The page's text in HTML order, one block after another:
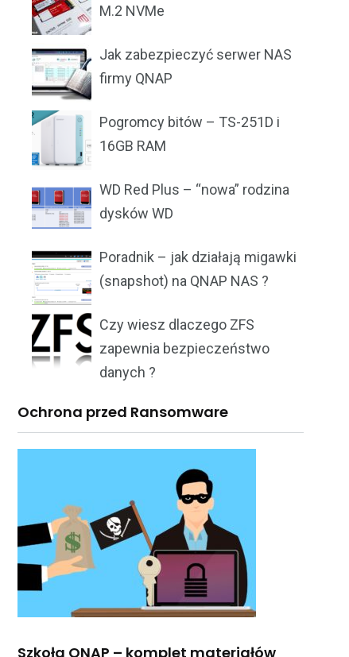
M.2 NVMe
Jak zabezpieczyć serwer NAS
firmy QNAP
Pogromcy bitów – TS-251D i
16GB RAM
WD Red Plus – “nowa” rodzina
dysków WD
Poradnik – jak działają migawki
(snapshot) na QNAP NAS ?
Czy wiesz dlaczego ZFS
zapewnia bezpieczeństwo
danych ?
Ochrona przed Ransomware
Szkoła QNAP – komplet materiałów